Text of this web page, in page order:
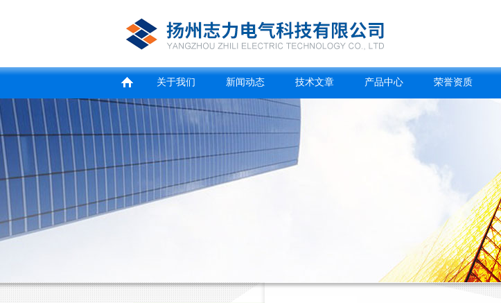
关于我们 新闻动态 技术文章 产品中心 荣誉资质